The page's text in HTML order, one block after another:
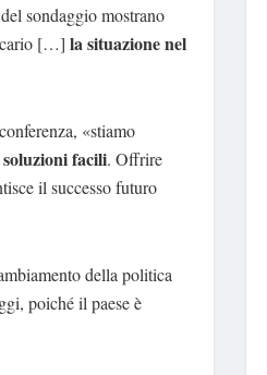
sondaggio mostrano
[…] la situazione nel
«stiamo
facili. Offrire
il successo futuro
della politica
poiché il paese è